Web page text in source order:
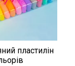
пластилін